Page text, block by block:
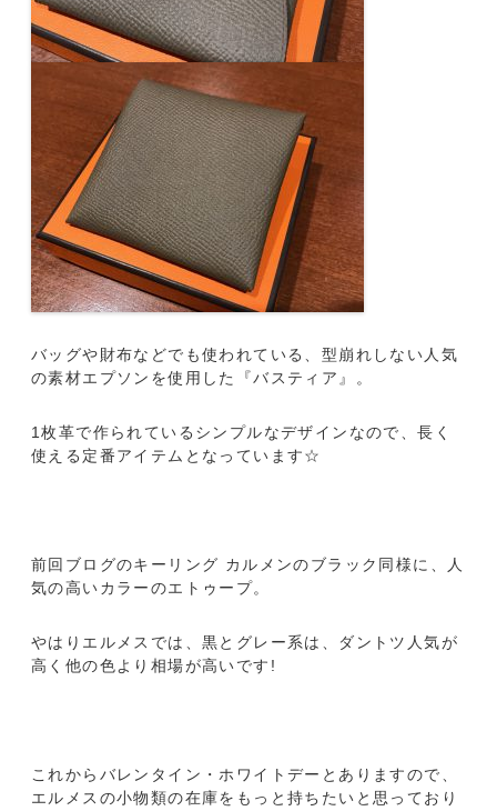
バッグや財布などでも使われている、型崩れしない人気
の素材エプソンを使用した『バスティア』。
1枚革で作られているシンプルなデザインなので、長く
使える定番アイテムとなっています☆
前回ブログのキーリング カルメンのブラック同様に、人
気の高いカラーのエトゥープ。
やはりエルメスでは、黒とグレー系は、ダントツ人気が
高く他の色より相場が高いです!
これからバレンタイン・ホワイトデーとありますので、
エルメスの小物類の在庫をもっと持ちたいと思っており